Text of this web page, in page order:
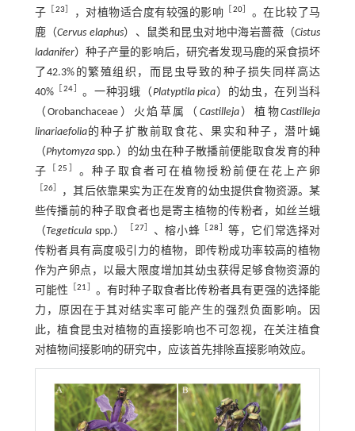
子
23 ，对植物适合度有较强的影响 20］ 。在比较了马
鹿（Cervus elaphus）、鼠类和昆虫对地中海岩蔷薇（Cistus
ladanifer）种子产量的影响后，研究者发现马鹿的采食损坏
了42.3%的繁殖组织，而昆虫导致的种子损失同样高达
40%
24］ 。一种羽蛾（ Platyptila pica ）的幼虫，在列当科
（Orobanchaceae）火焰草属（ Castilleja）植物Castilleja
linariaefolia的种子扩散前取食花、果实和种子，潜叶蝇
（Phytomyzaspp.）的幼虫在种子散播前便能取食发育的种
子
25 。种子取食者可在植物授粉前便在花上产卵
26］
，其后依靠果实为正在发育的幼虫提供食物资源。某
些传播前的种子取食者也是寄主植物的传粉者，如丝兰蛾
（Tegeticula spp.） 27］ 、榕小蜂 28 ］等，它们常选择对
传粉者具有高度吸引力的植物，即传粉成功率较高的植物
作为产卵点，以最大限度增加其幼虫获得足够食物资源的
可能性
［21
。有时种子取食者比传粉者具有更强的选择能
力，原因在于其对结实率可能产生的强烈负面影响。因
此，植食昆虫对植物的直接影响也不可忽视，在关注植食
对植物间接影响的研究中，应该首先排除直接影响效应。